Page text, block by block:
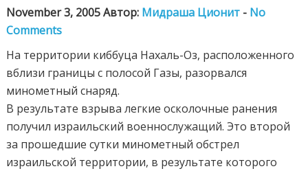
November 3, 2005 Автор: Мидраша Ционит - No
Comments
На территории киббуца Нахаль-Оз, расположенного
вблизи границы с полосой Газы, разорвался
минометный снаряд.
В результате взрыва легкие осколочные ранения
получил израильский военнослужащий. Это второй
за прошедшие сутки минометный обстрел
израильской территории, в результате которого